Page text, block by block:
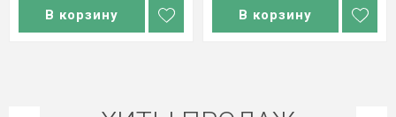
В корзину В корзину